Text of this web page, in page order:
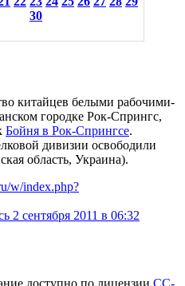
30
китайцев белыми рабочими-
городке Рок-Спрингс,
Бойня в Рок-Спрингсе.
дивизии освободили
область, Украина).
w/index.php?
2 сентября 2011 в 06:32
доступно по лицензии CC-